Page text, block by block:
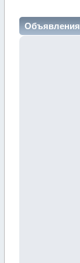
Объявления